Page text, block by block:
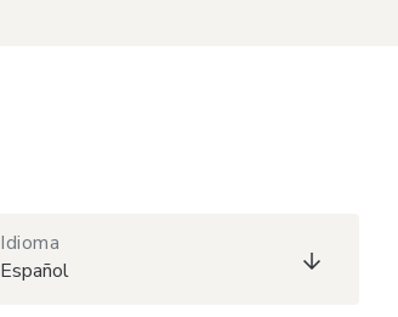
Idioma
Español